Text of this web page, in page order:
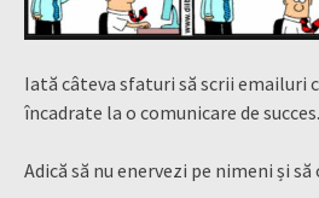
Iată câteva sfaturi să scrii emailuri
încadrate la o comunicare de succes.
Adică să nu enervezi pe nimeni și să